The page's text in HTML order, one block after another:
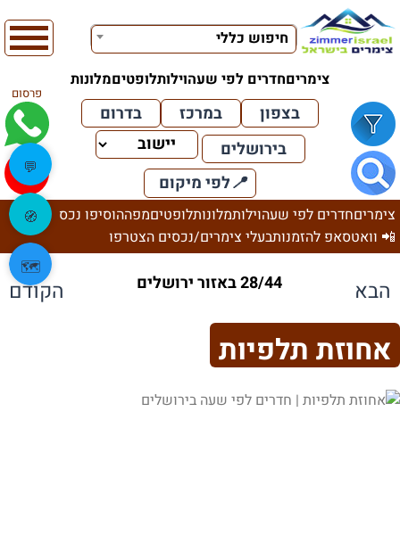
חיפוש כללי
צימריםחדרים לפי שעהוילותלופטיםמלונות
פרסום
בצפון במרכז
בדרום
בירושלים
📍לפי מיקום
צימריםחדרים לפי שעהוילותמלונותלופטיםמפההוסיפו נכס
📲 וואטסאפ להזמנותבעלי צימרים/נכסים הצטרפו
הבא 28/44 באזור ירושלים הקודם
אחוזת תלפיות
💬
🧭
🗺️